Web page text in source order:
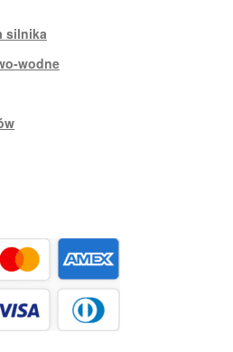
silnika
wodne